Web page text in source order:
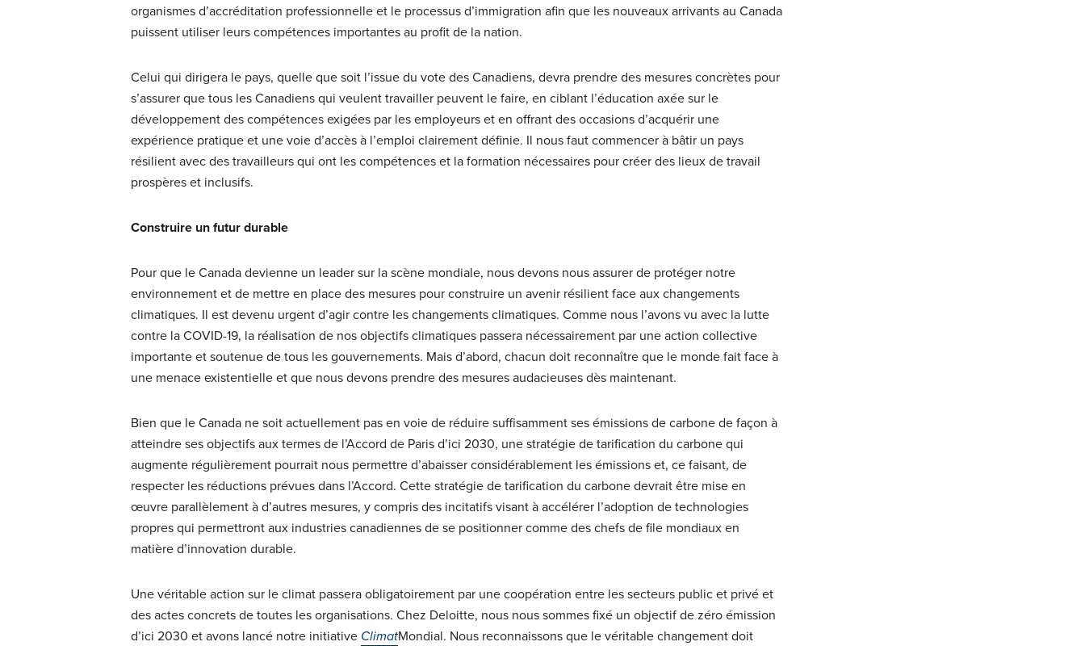
organismes d’accréditation professionnelle et le processus d’immigration afin que les nouveaux arrivants au Canada
puissent utiliser leurs compétences importantes au profit de la nation.
Celui qui dirigera le pays, quelle que soit l’issue du vote des Canadiens, devra prendre des mesures concrètes pour
s’assurer que tous les Canadiens qui veulent travailler peuvent le faire, en ciblant l’éducation axée sur le
développement des compétences exigées par les employeurs et en offrant des occasions d’acquérir une
expérience pratique et une voie d’accès à l’emploi clairement définie. Il nous faut commencer à bâtir un pays
résilient avec des travailleurs qui ont les compétences et la formation nécessaires pour créer des lieux de travail
prospères et inclusifs.
Construire un futur durable
Pour que le Canada devienne un leader sur la scène mondiale, nous devons nous assurer de protéger notre
environnement et de mettre en place des mesures pour construire un avenir résilient face aux changements
climatiques. Il est devenu urgent d’agir contre les changements climatiques. Comme nous l’avons vu avec la lutte
contre la COVID-19, la réalisation de nos objectifs climatiques passera nécessairement par une action collective
importante et soutenue de tous les gouvernements. Mais d’abord, chacun doit reconnaître que le monde fait face à
une menace existentielle et que nous devons prendre des mesures audacieuses dès maintenant.
Bien que le Canada ne soit actuellement pas en voie de réduire suffisamment ses émissions de carbone de façon à
atteindre ses objectifs aux termes de l’Accord de Paris d’ici 2030, une stratégie de tarification du carbone qui
augmente régulièrement pourrait nous permettre d’abaisser considérablement les émissions et, ce faisant, de
respecter les réductions prévues dans l’Accord. Cette stratégie de tarification du carbone devrait être mise en
œuvre parallèlement à d’autres mesures, y compris des incitatifs visant à accélérer l’adoption de technologies
propres qui permettront aux industries canadiennes de se positionner comme des chefs de file mondiaux en
matière d’innovation durable.
Une véritable action sur le climat passera obligatoirement par une coopération entre les secteurs public et privé et
des actes concrets de toutes les organisations. Chez Deloitte, nous nous sommes fixé un objectif de zéro émission
d’ici 2030 et avons lancé notre initiative ClimatMondial. Nous reconnaissons que le véritable changement doit